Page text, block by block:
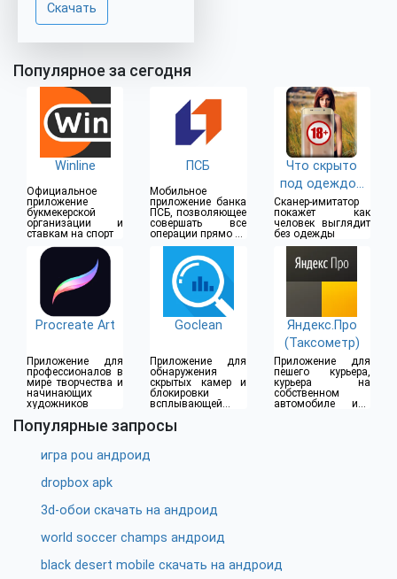
Скачать
Популярное за сегодня
Winline
Официальное
приложение
букмекерской
организации и
ставкам на спорт
ПСБ
Мобильное
приложение банка
ПСБ, позволяющее
совершать все
операции прямо из
дома
Что скрыто
под одеждой
(18+)
Сканер-имитатор
покажет как
человек выглядит
без одежды
Procreate Art
Приложение для
профессионалов в
мире творчества и
начинающих
художников
Goclean
Приложение для
обнаружения
скрытых камер и
блокировки
всплывающей
Яндекс.Про
(Таксометр)
Приложение для
пешего курьера,
курьера на
собственном
автомобиле или
Популярные запросы
игра pou андроид
dropbox apk
3d-обои скачать на андроид
world soccer champs андроид
black desert mobile скачать на андроид